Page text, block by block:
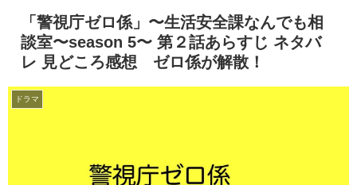
「警視庁ゼロ係」〜生活安全課なんでも相
談室〜season 5〜 第２話あらすじ ネタバ
レ 見どころ感想 ゼロ係が解散！
ドラマ